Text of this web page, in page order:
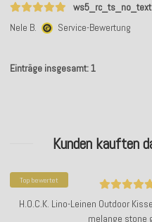
ws5_rc_ts_no_text
Nele B.
Service-Bewertung
Einträge insgesamt: 1
Kunden kauften
Top bewertet
H.O.C.K. Lino-Leinen Outdoor
melange stone